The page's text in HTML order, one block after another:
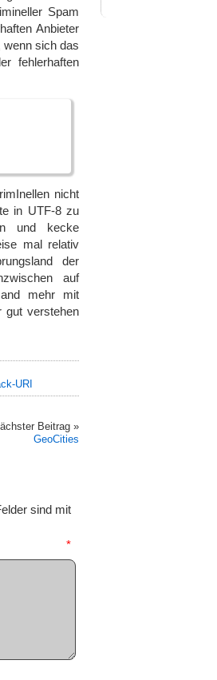
Spam
Anbieter
sich das
fehlerhaften
nicht
in UTF-8 zu
und kecke
mal relativ
der
auf
mehr mit
gut verstehen
URI
Beitrag »
GeoCities
sind mit
*